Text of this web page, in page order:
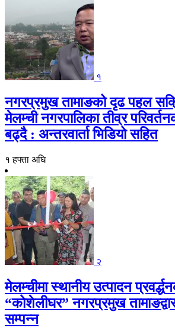
१
नगरप्रमुख तामाङको दृढ पहल
मेलम्ची नगरपालिका तीव्र
बढ्दै : अन्तरवार्ता भिडियो सहित
१ हफ्ता अघि
२
मेलम्चीमा स्थानीय उत्पादन
“कोशेलीघर” नगरप्रमुख
सम्पन्न